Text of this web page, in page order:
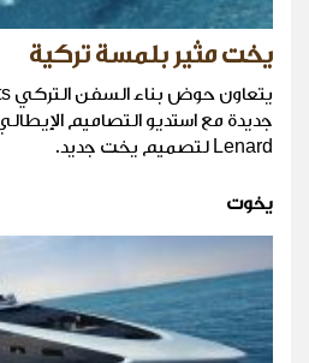
يخت مثير بلمسة تركية
Lenard لتصميم يخت جديد.
يخوت